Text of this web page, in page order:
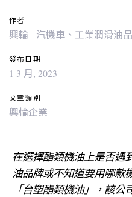
作者
興輪 - 汽機車、工業潤滑油
發布日期
1 3 月, 2023
文章類別
興輪企業
在選擇酯類機油上是否遇
油品牌或不知道要用哪款
「台塑酯類機油」，該